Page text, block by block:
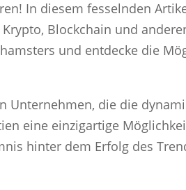
In diesem fesselnden
Blockchain und
und entdecke die
Unternehmen, die die
eine einzigartige
hinter dem Erfolg des